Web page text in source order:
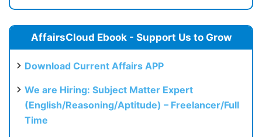
AffairsCloud Ebook - Support Us to Grow
Download Current Affairs APP
We are Hiring: Subject Matter Expert
(English/Reasoning/Aptitude) – Freelancer/Full
Time